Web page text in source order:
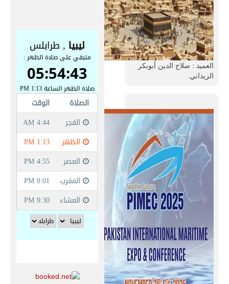
العميد : صلاح الدين أبوبكر
الزيداني.